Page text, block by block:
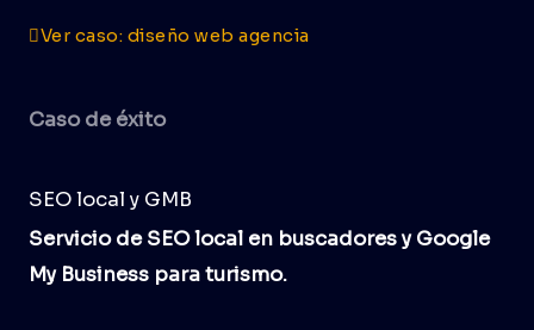
Ver caso: diseño web agencia
Caso de éxito
SEO local y GMB
Servicio de SEO local en buscadores y Google
My Business para turismo.